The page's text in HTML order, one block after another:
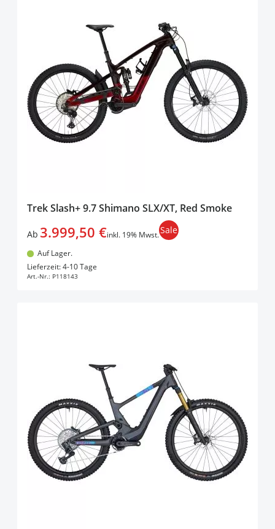
Trek Slash+ 9.7 Shimano SLX/XT, Red Smoke
Ab 3.999,50 €inkl. 19% Mwst.Sale
Auf Lager.
Lieferzeit: 4-10 Tage
Art.-Nr.: P118143